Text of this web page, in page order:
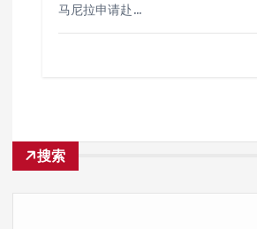
马尼拉申请赴…
搜索